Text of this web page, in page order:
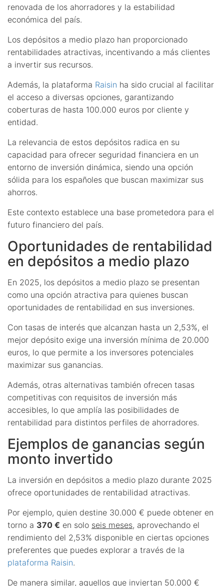
renovada de los ahorradores y la estabilidad
económica del país.
Los depósitos a medio plazo han proporcionado
rentabilidades atractivas, incentivando a más clientes
a invertir sus recursos.
Además, la plataforma Raisin ha sido crucial al facilitar
el acceso a diversas opciones, garantizando
coberturas de hasta 100.000 euros por cliente y
entidad.
La relevancia de estos depósitos radica en su
capacidad para ofrecer seguridad financiera en un
entorno de inversión dinámica, siendo una opción
sólida para los españoles que buscan maximizar sus
ahorros.
Este contexto establece una base prometedora para el
futuro financiero del país.
Oportunidades de rentabilidad
en depósitos a medio plazo
En 2025, los depósitos a medio plazo se presentan
como una opción atractiva para quienes buscan
oportunidades de rentabilidad en sus inversiones.
Con tasas de interés que alcanzan hasta un 2,53%, el
mejor depósito exige una inversión mínima de 20.000
euros, lo que permite a los inversores potenciales
maximizar sus ganancias.
Además, otras alternativas también ofrecen tasas
competitivas con requisitos de inversión más
accesibles, lo que amplía las posibilidades de
rentabilidad para distintos perfiles de ahorradores.
Ejemplos de ganancias según
monto invertido
La inversión en depósitos a medio plazo durante 2025
ofrece oportunidades de rentabilidad atractivas.
Por ejemplo, quien destine 30.000 € puede obtener en
torno a 370 € en solo seis meses, aprovechando el
rendimiento del 2,53% disponible en ciertas opciones
preferentes que puedes explorar a través de la
plataforma Raisin.
De manera similar, aquellos que inviertan 50.000 €